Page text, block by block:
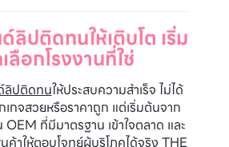
ลิปติดทนให้เติบโต เริ่ม
ลือกโรงงานที่ใช่
ลิปติดทนให้ประสบความสำเร็จ ไม่ได้
กจสวยหรือราคาถูก แต่เริ่มต้นจาก
OEM ที่มีมาตรฐาน เข้าใจตลาด และ
าให้ตอบโจทย์ผู้บริโภคได้จริง THE